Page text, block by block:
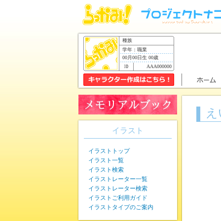
種族
学年：職業
00月00日生 00歳
AAA000000
イラスト
イラストトップ
イラスト一覧
イラスト検索
イラストレーター一覧
イラストレーター検索
イラストご利用ガイド
イラストタイプのご案内